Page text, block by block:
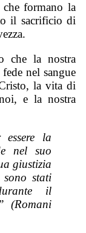
formano la
il sacrificio di
che la nostra
nel sangue
la vita di
e la nostra
la
nel suo
giustizia
stati
il
(Romani